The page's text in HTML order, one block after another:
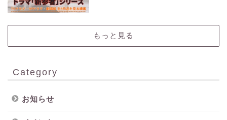
もっと見る
Category
お知らせ